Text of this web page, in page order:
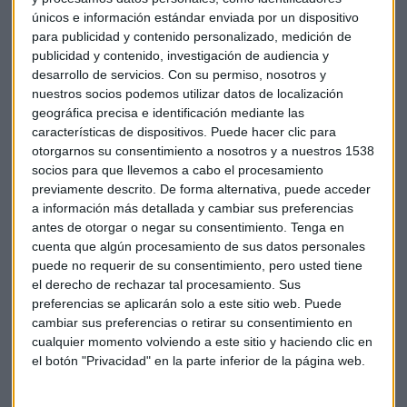
únicos e información estándar enviada por un dispositivo
para publicidad y contenido personalizado, medición de
publicidad y contenido, investigación de audiencia y
desarrollo de servicios. Con su permiso, nosotros y
nuestros socios podemos utilizar datos de localización
geográfica precisa e identificación mediante las
características de dispositivos. Puede hacer clic para
otorgarnos su consentimiento a nosotros y a nuestros 1538
socios para que llevemos a cabo el procesamiento
previamente descrito. De forma alternativa, puede acceder
a información más detallada y cambiar sus preferencias
antes de otorgar o negar su consentimiento. Tenga en
cuenta que algún procesamiento de sus datos personales
puede no requerir de su consentimiento, pero usted tiene
el derecho de rechazar tal procesamiento. Sus
preferencias se aplicarán solo a este sitio web. Puede
cambiar sus preferencias o retirar su consentimiento en
cualquier momento volviendo a este sitio y haciendo clic en
el botón "Privacidad" en la parte inferior de la página web.
apuntaba a modo de sentencia.
La importancia de la innovación
Uno de los grandes retos de las empresas familiares es
desarrollar una cultura emprendedora que vaya más allá de
la generación fundadora. La innovación no se limita a la
adopción de tecnología, sino que abarca nuevos modelos de
trabajo, gestión de talento y transformación de la propia
cultura empresarial.
Manuel Bermejo: "En la empresa familiar
se hace imprescindible un liderazgo que
equilibre la tradición con la innovación"
“Para fomentar la innovación de manera estructurada,
muchas empresas han institucionalizado el proceso
emprendedor mediante modelos deemprendimiento